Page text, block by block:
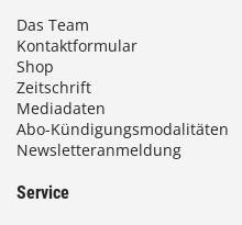
Das Team
Kontaktformular
Shop
Zeitschrift
Mediadaten
Abo-Kündigungsmodalitäten
Newsletteranmeldung
Service